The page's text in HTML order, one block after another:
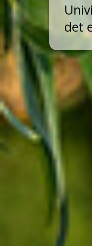
det